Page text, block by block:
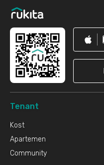
Tenant
Kost
Apartemen
Community